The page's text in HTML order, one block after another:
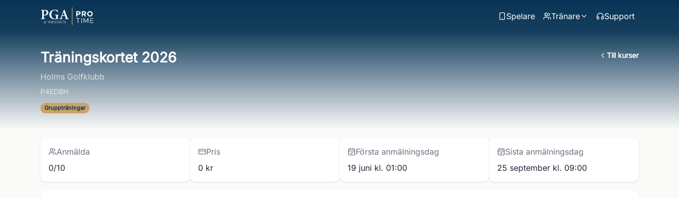
Spelare Tränare Support
Till kurser
Träningskortet 2026
Holms Golfklubb
P4EDBH
Gruppträningar
Anmälda
0/10
Pris
0 kr
Första anmälningsdag
19 juni kl. 01:00
Sista anmälningsdag
25 september kl. 09:00